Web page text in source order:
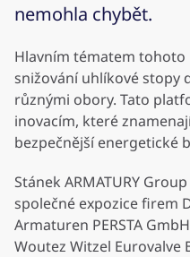
nemohla chybět.
Hlavním tématem
snižování uhlíkové stopy
různými obory. Tato
inovacím, které
bezpečnější energetické
Stánek ARMATURY
společné expozice firem
Armaturen PERSTA
Woutez Witzel Eurovalve